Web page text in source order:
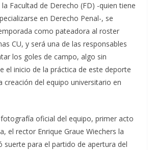
Facultad de Derecho (FD) -quien tiene
en Derecho Penal-, se
como pateadora al roster
CU, y será una de las responsables
los goles de campo, algo sin
el inicio de la práctica de este deporte
creación del equipo universitario en
oficial del equipo, primer acto
el rector Enrique Graue Wiechers la
suerte para el partido de apertura del